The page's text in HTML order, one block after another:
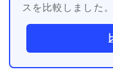
スを比較しました。